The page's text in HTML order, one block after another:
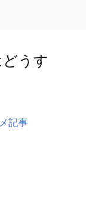
うす
記事